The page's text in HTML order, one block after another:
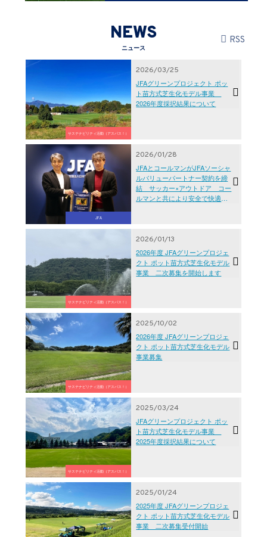
NEWS
ニュース
RSS
サステナビリティ活動（アスパス！）
2026/03/25
JFAグリーンプロジェクト ポッ
ト苗方式芝生化モデル事業
2026年度採択結果について
JFA
2026/01/28
JFAとコールマンがJFAソーシャ
ルバリューパートナー契約を締
結 サッカー×アウトドア コー
ルマンと共により安全で快適な
サステナビリティ活動（アスパス！）
2026/01/13
2026年度 JFAグリーンプロジェ
クト ポット苗方式芝生化モデル
事業 二次募集を開始します
サステナビリティ活動（アスパス！）
2025/10/02
2026年度 JFAグリーンプロジェ
クト ポット苗方式芝生化モデル
事業募集
サステナビリティ活動（アスパス！）
2025/03/24
JFAグリーンプロジェクト ポッ
ト苗方式芝生化モデル事業
2025年度採択結果について
2025/01/24
2025年度 JFAグリーンプロジェ
クト ポット苗方式芝生化モデル
事業 二次募集受付開始